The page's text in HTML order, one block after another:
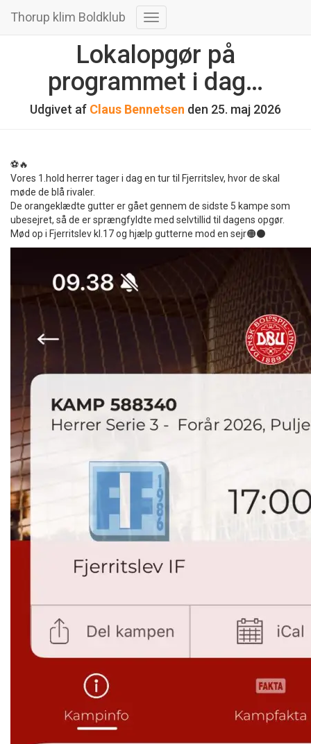
Thorup klim Boldklub
Skift
Lokalopgør på
programmet i dag…
Udgivet af Claus Bennetsen den 25. maj 2026
⚽️🔥
Vores 1.hold herrer tager i dag en tur til Fjerritslev, hvor de skal
møde de blå rivaler.
De orangeklædte gutter er gået gennem de sidste 5 kampe som
ubesejret, så de er sprængfyldte med selvtillid til dagens opgør.
Mød op i Fjerritslev kl.17 og hjælp gutterne mod en sejr🟠⚫️